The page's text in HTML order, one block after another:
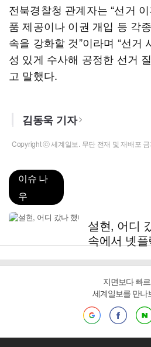
전북경찰청 관계자는 “선거
품 제공이나 이권 개입 등 각
속을 강화할 것”이라며 “선거
성 있게 수사해 공정한 선거
고 말했다.
김동욱 기자
Copyright ⓒ 세계일보. 무단 전재 및 재배포 금
이슈 나
우
설현, 어디
속에서 넷
지면보다 빠
세계일보를 만나